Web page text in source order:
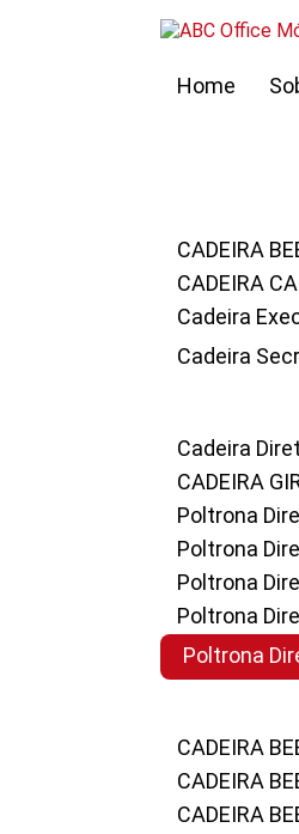
Home
CADEIRA
CADEIRA
Cadeira
Cadeira
Cadeira
CADEIRA
Poltrona
Poltrona
Poltrona
Poltrona
Poltrona
CADEIRA
CADEIRA
CADEIRA